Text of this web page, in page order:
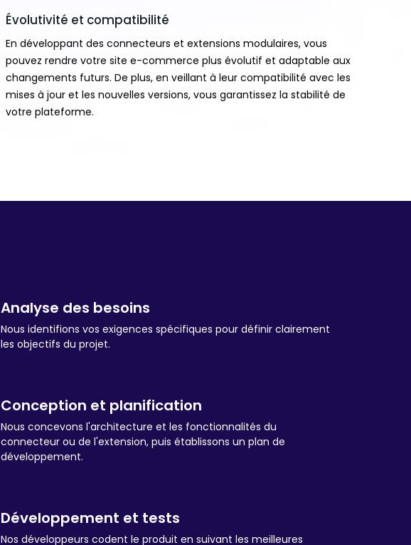
Évolutivité et compatibilité
En développant des connecteurs et extensions modulaires, vous
pouvez rendre votre site e-commerce plus évolutif et adaptable aux
changements futurs. De plus, en veillant à leur compatibilité avec les
mises à jour et les nouvelles versions, vous garantissez la stabilité de
votre plateforme.
Analyse des besoins
Nous identifions vos exigences spécifiques pour définir clairement
les objectifs du projet.
Conception et planification
Nous concevons l'architecture et les fonctionnalités du
connecteur ou de l'extension, puis établissons un plan de
développement.
Développement et tests
Nos développeurs codent le produit en suivant les meilleures